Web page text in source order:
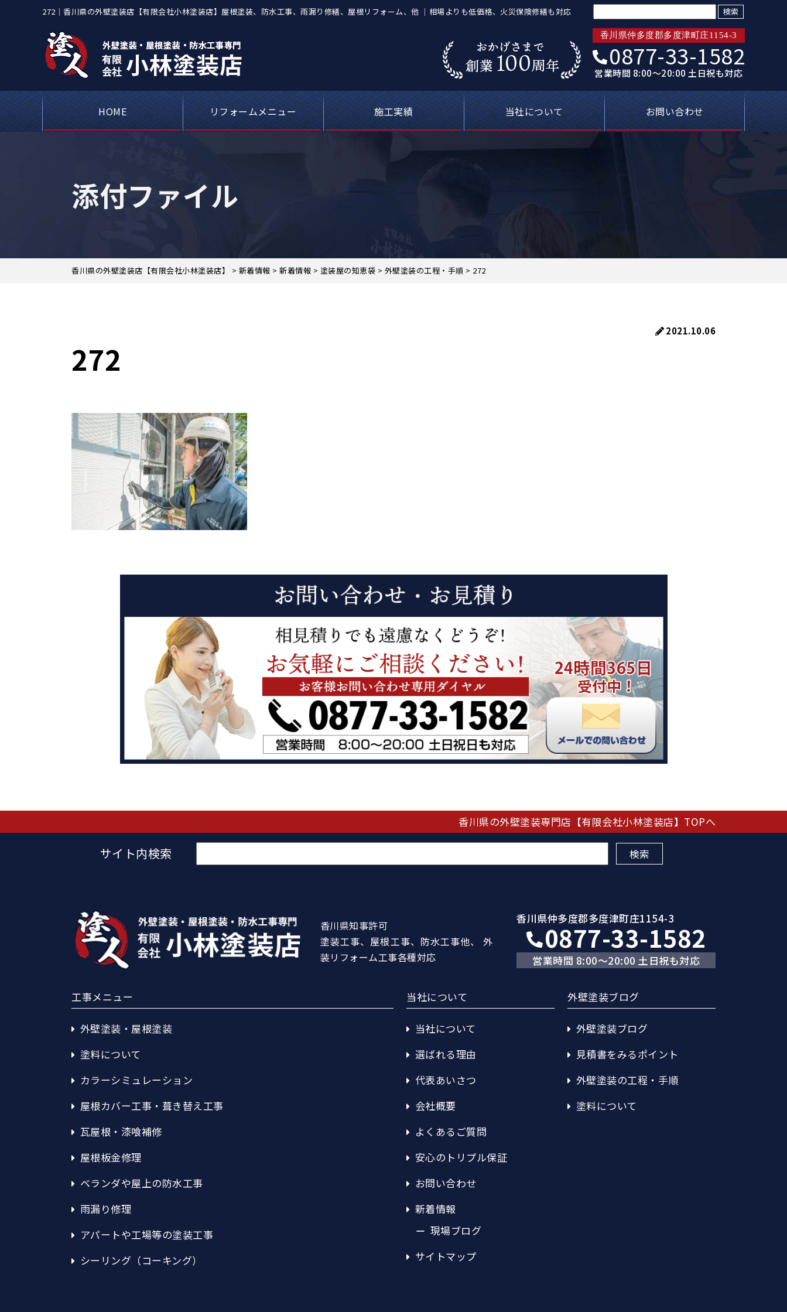
272｜香川県の外壁塗装店【有限会社小林塗装店】屋根塗装、防水工事、雨漏り修繕、屋根リフォーム、他 ｜相場よりも低価格、火災保険修繕も対応
香川県仲多度郡多度津町庄1154-3
0877-33-1582
営業時間 8:00～20:00 土日祝も対応
HOME リフォームメニュー
塗料について
カラーシミュレーション
外壁塗装・屋根塗装の費用について
雨漏り修理
施工実績
現場ブログ
お客さまの声
当社について お問い合わせ
添付ファイル
香川県の外壁塗装店【有限会社小林塗装店】 > 新着情報 > 新着情報 > 塗装屋の知恵袋 > 外壁塗装の工程・手順 > 272
2021.10.06
272
香川県の外壁塗装専門店【有限会社小林塗装店】TOPへ
サイト内検索
索:
香川県知事許可
塗装工事、屋根工事、防水工事他、 外
装リフォーム工事各種対応
香川県仲多度郡多度津町庄1154-3
0877-33-1582
営業時間 8:00～20:00 土日祝も対応
工事メニュー
外壁塗装・屋根塗装
塗料について
カラーシミュレーション
屋根カバー工事・葺き替え工事
瓦屋根・漆喰補修
屋根板金修理
ベランダや屋上の防水工事
雨漏り修理
アパートや工場等の塗装工事
シーリング（コーキング）
当社について
当社について
選ばれる理由
代表あいさつ
会社概要
よくあるご質問
安心のトリプル保証
お問い合わせ
新着情報
現場ブログ
サイトマップ
外壁塗装ブログ
外壁塗装ブログ
見積書をみるポイント
外壁塗装の工程・手順
塗料について